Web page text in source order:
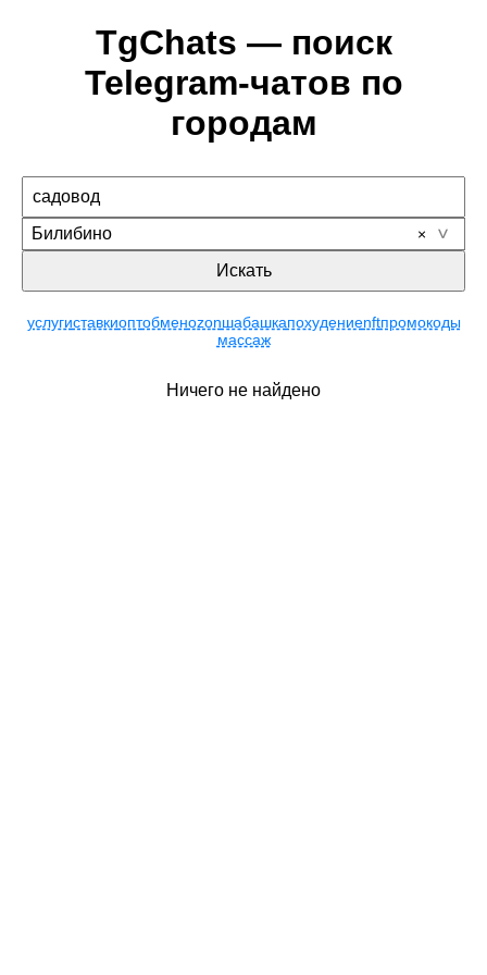
TgChats — поиск
Telegram-чатов по
городам
Билибино
Искать
услугиставкиоптобменozonшабашкапохудениеnftпромокоды
массаж
Ничего не найдено